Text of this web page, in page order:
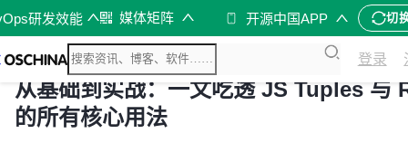
研发效能 媒体矩阵 开源中国APP 切
登录
从基础到实战：一文吃透 JS Tuples 与
的所有核心用法